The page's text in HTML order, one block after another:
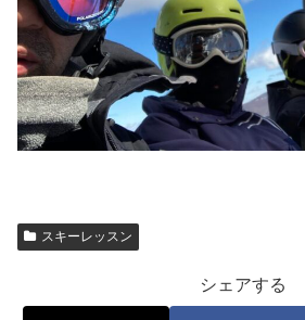
スキーレッスン
シェアする